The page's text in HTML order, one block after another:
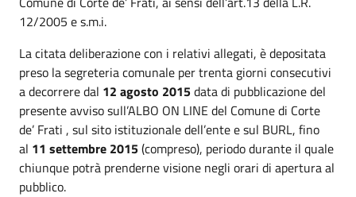
12/2005 e s.m.i.
La citata deliberazione con i relativi allegati, è depositata
preso la segreteria comunale per trenta giorni consecutivi
a decorrere dal 12 agosto 2015data di pubblicazione del
presente avviso sull’ALBO ON LINE del Comune di Corte
de’ Frati , sul sito istituzionale dell’ente e sul BURL, fino
al 11 settembre 2015(compreso), periodo durante il quale
chiunque potrà prenderne visione negli orari di apertura al
pubblico.